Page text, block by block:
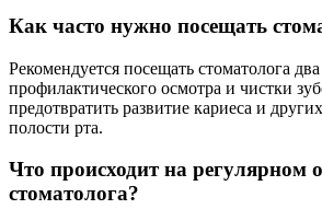
Как часто нужно посещать
Рекомендуется посещать стоматолога
профилактического осмотра и чистки
предотвратить развитие кариеса и
полости рта.
Что происходит на регулярном
стоматолога?